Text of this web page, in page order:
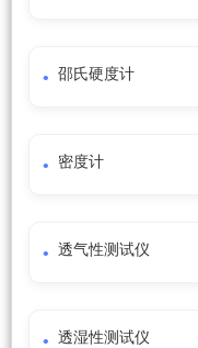
邵氏硬度计
密度计
透气性测试仪
透湿性测试仪